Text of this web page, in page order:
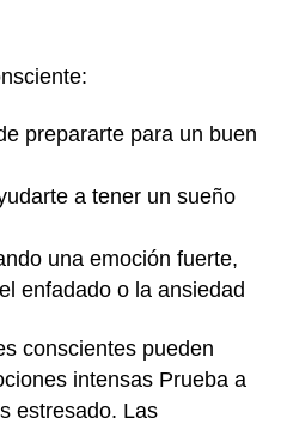
prepararte para un buen
a tener un sueño
una emoción fuerte,
enfadado o la ansiedad
conscientes pueden
intensas Prueba a
estresado. Las